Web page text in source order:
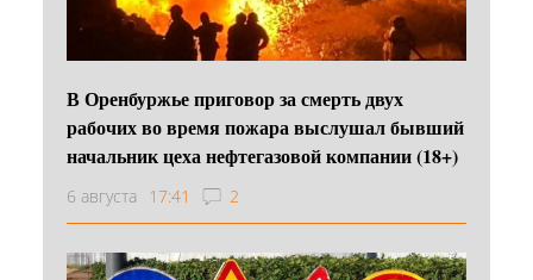
В Оренбуржье приговор за смерть двух
рабочих во время пожара выслушал бывший
начальник цеха нефтегазовой компании (18+)
6 августа 17:41 2